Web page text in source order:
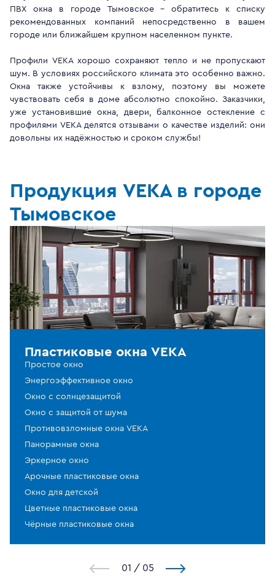
ПВХ окна в городе Тымовское - обратитесь к списку
рекомендованных компаний непосредственно в вашем
городе или ближайшем крупном населенном пункте.
Профили VEKA хорошо сохраняют тепло и не пропускают
шум. В условиях российского климата это особенно важно.
Окна также устойчивы к взлому, поэтому вы можете
чувствовать себя в доме абсолютно спокойно. Заказчики,
уже установившие окна, двери, балконное остекление с
профилями VEKA делятся отзывами о качестве изделий: они
довольны их надёжностью и сроком службы!
Продукция VEKA в городе
Тымовское
Пластиковые окна VEKA
Простое окно
Энергоэффективное окно
Окно с солнцезащитой
Окно с защитой от шума
Противовзломные окна VEKA
Панорамные окна
Эркерное окно
Арочные пластиковые окна
Окно для детской
Цветные пластиковые окна
Чёрные пластиковые окна
1 / 5